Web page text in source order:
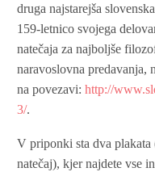
druga najstarejša
159-letnico svojega
natečaja za najboljše
naravoslovna predavanja,
na povezavi: http://
3/.
V priponki sta dva
natečaj), kjer najdete vse